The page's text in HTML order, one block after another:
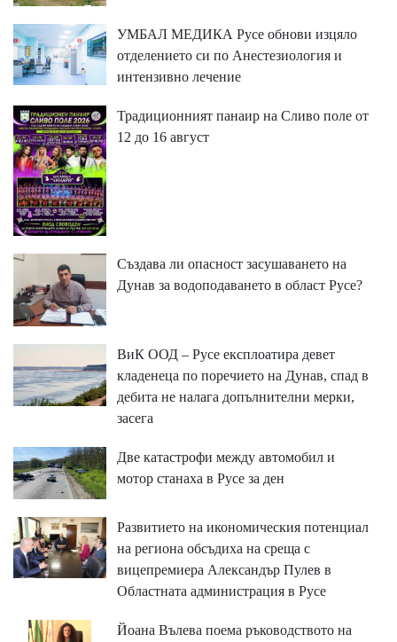
УМБАЛ МЕДИКА Русе обнови изцяло
отделението си по Анестезиология и
интензивно лечение
Традиционният панаир на Сливо поле от
12 до 16 август
Създава ли опасност засушаването на
Дунав за водоподаването в област Русе?
ВиК ООД – Русе експлоатира девет
кладенеца по поречието на Дунав, спад в
дебита не налага допълнителни мерки,
засега
Две катастрофи между автомобил и
мотор станаха в Русе за ден
Развитието на икономическия потенциал
на региона обсъдиха на среща с
вицепремиера Александър Пулев в
Областната администрация в Русе
Йоана Вълева поема ръководството на